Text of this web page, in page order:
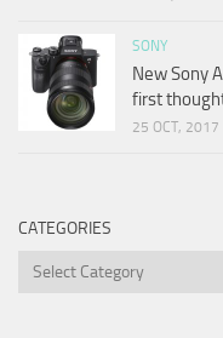
SONY
New Sony
first
25 OCT, 2017
CATEGORIES
Categories